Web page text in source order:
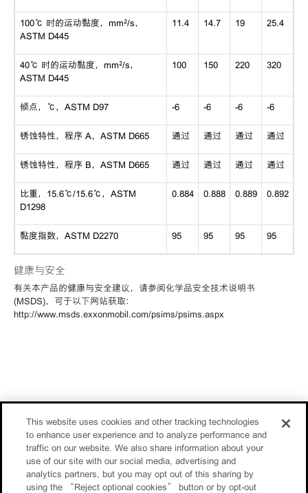
100℃ 时的运动黏度，mm²/s，
ASTM D445
11.4 14.7 19 25.4
40℃ 时的运动黏度，mm²/s，
ASTM D445
100 150 220 320
倾点， ℃，ASTM D97 -6 -6 -6 -6
锈蚀特性，程序 A，ASTM D665 通过 通过 通过 通过
锈蚀特性，程序 B，ASTM D665 通过 通过 通过 通过
比重， 15.6℃/15.6℃，ASTM
D1298
0.884 0.888 0.889 0.892
黏度指数， ASTM D2270 95 95 95 95
健康与安全
有关本产品的健康与安全建议，请参阅化学品安全技术说明书
(MSDS)，可于以下网站获取：
http://www.msds.exxonmobil.com/psims/psims.aspx
This website uses cookies and other tracking technologies
to enhance user experience and to analyze performance and
traffic on our website. We also share information about your
use of our site with our social media, advertising and
analytics partners, but you may opt out of this sharing by
using the “Reject optional cookies” button or by opt-out